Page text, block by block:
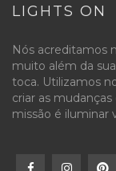
LIGHTS ON
Nós acreditamos
muito além da
toca. Utilizamos
criar as
missão é iluminar